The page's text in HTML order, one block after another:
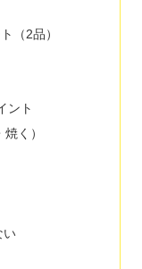
（2品）
ント
く）
い